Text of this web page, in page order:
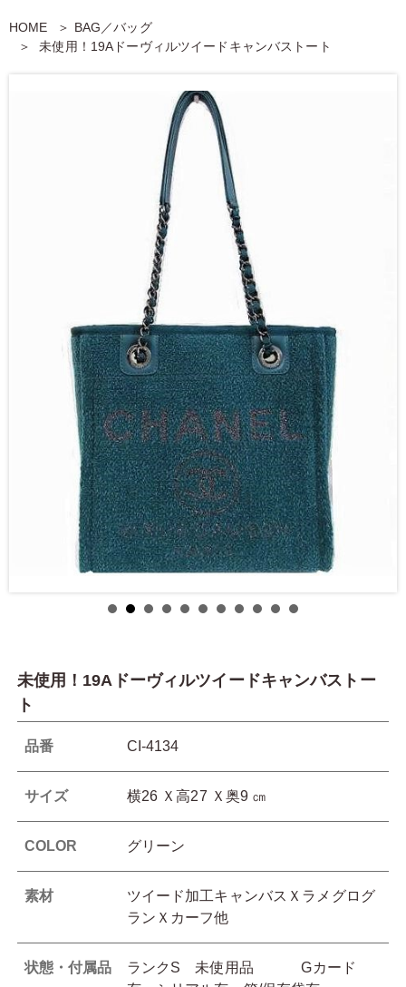
HOME
BAG／バッグ
未使用！19Aドーヴィルツイードキャンバストート
未使用！19Aドーヴィルツイードキャンバストー
ト
品番 CI-4134
サイズ 横26 Ｘ高27 Ｘ奥9 ㎝
COLOR グリーン
素材
ツイード加工キャンバスＸラメグログ
ランＸカーフ他
状態・付属品
ランクS 未使用品 Gカード